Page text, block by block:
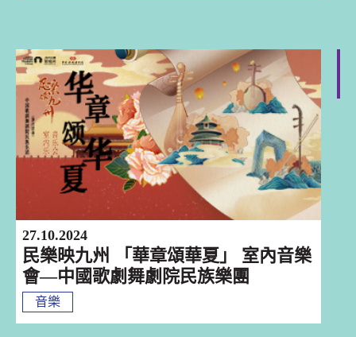
27.10.2024
民樂映九州 「華章頌華夏」 室內音樂
會—中國歌劇舞劇院民族樂團
音樂